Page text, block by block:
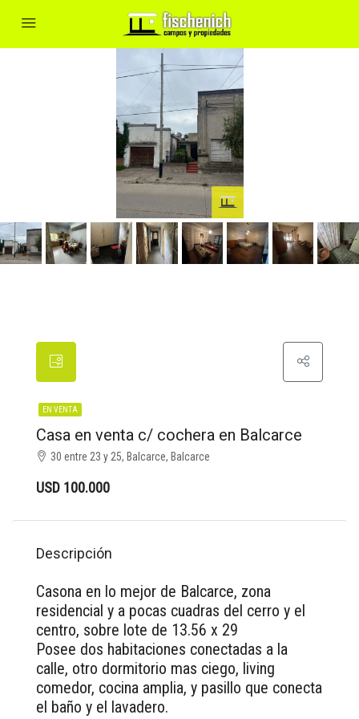
EN VENTA
Casa en venta c/ cochera en Balcarce
30 entre 23 y 25, Balcarce, Balcarce
USD 100.000
Descripción
Casona en lo mejor de Balcarce, zona
residencial y a pocas cuadras del cerro y el
centro, sobre lote de 13.56 x 29
Posee dos habitaciones conectadas a la
calle, otro dormitorio mas ciego, living
comedor, cocina amplia, y pasillo que conecta
el baño y el lavadero.